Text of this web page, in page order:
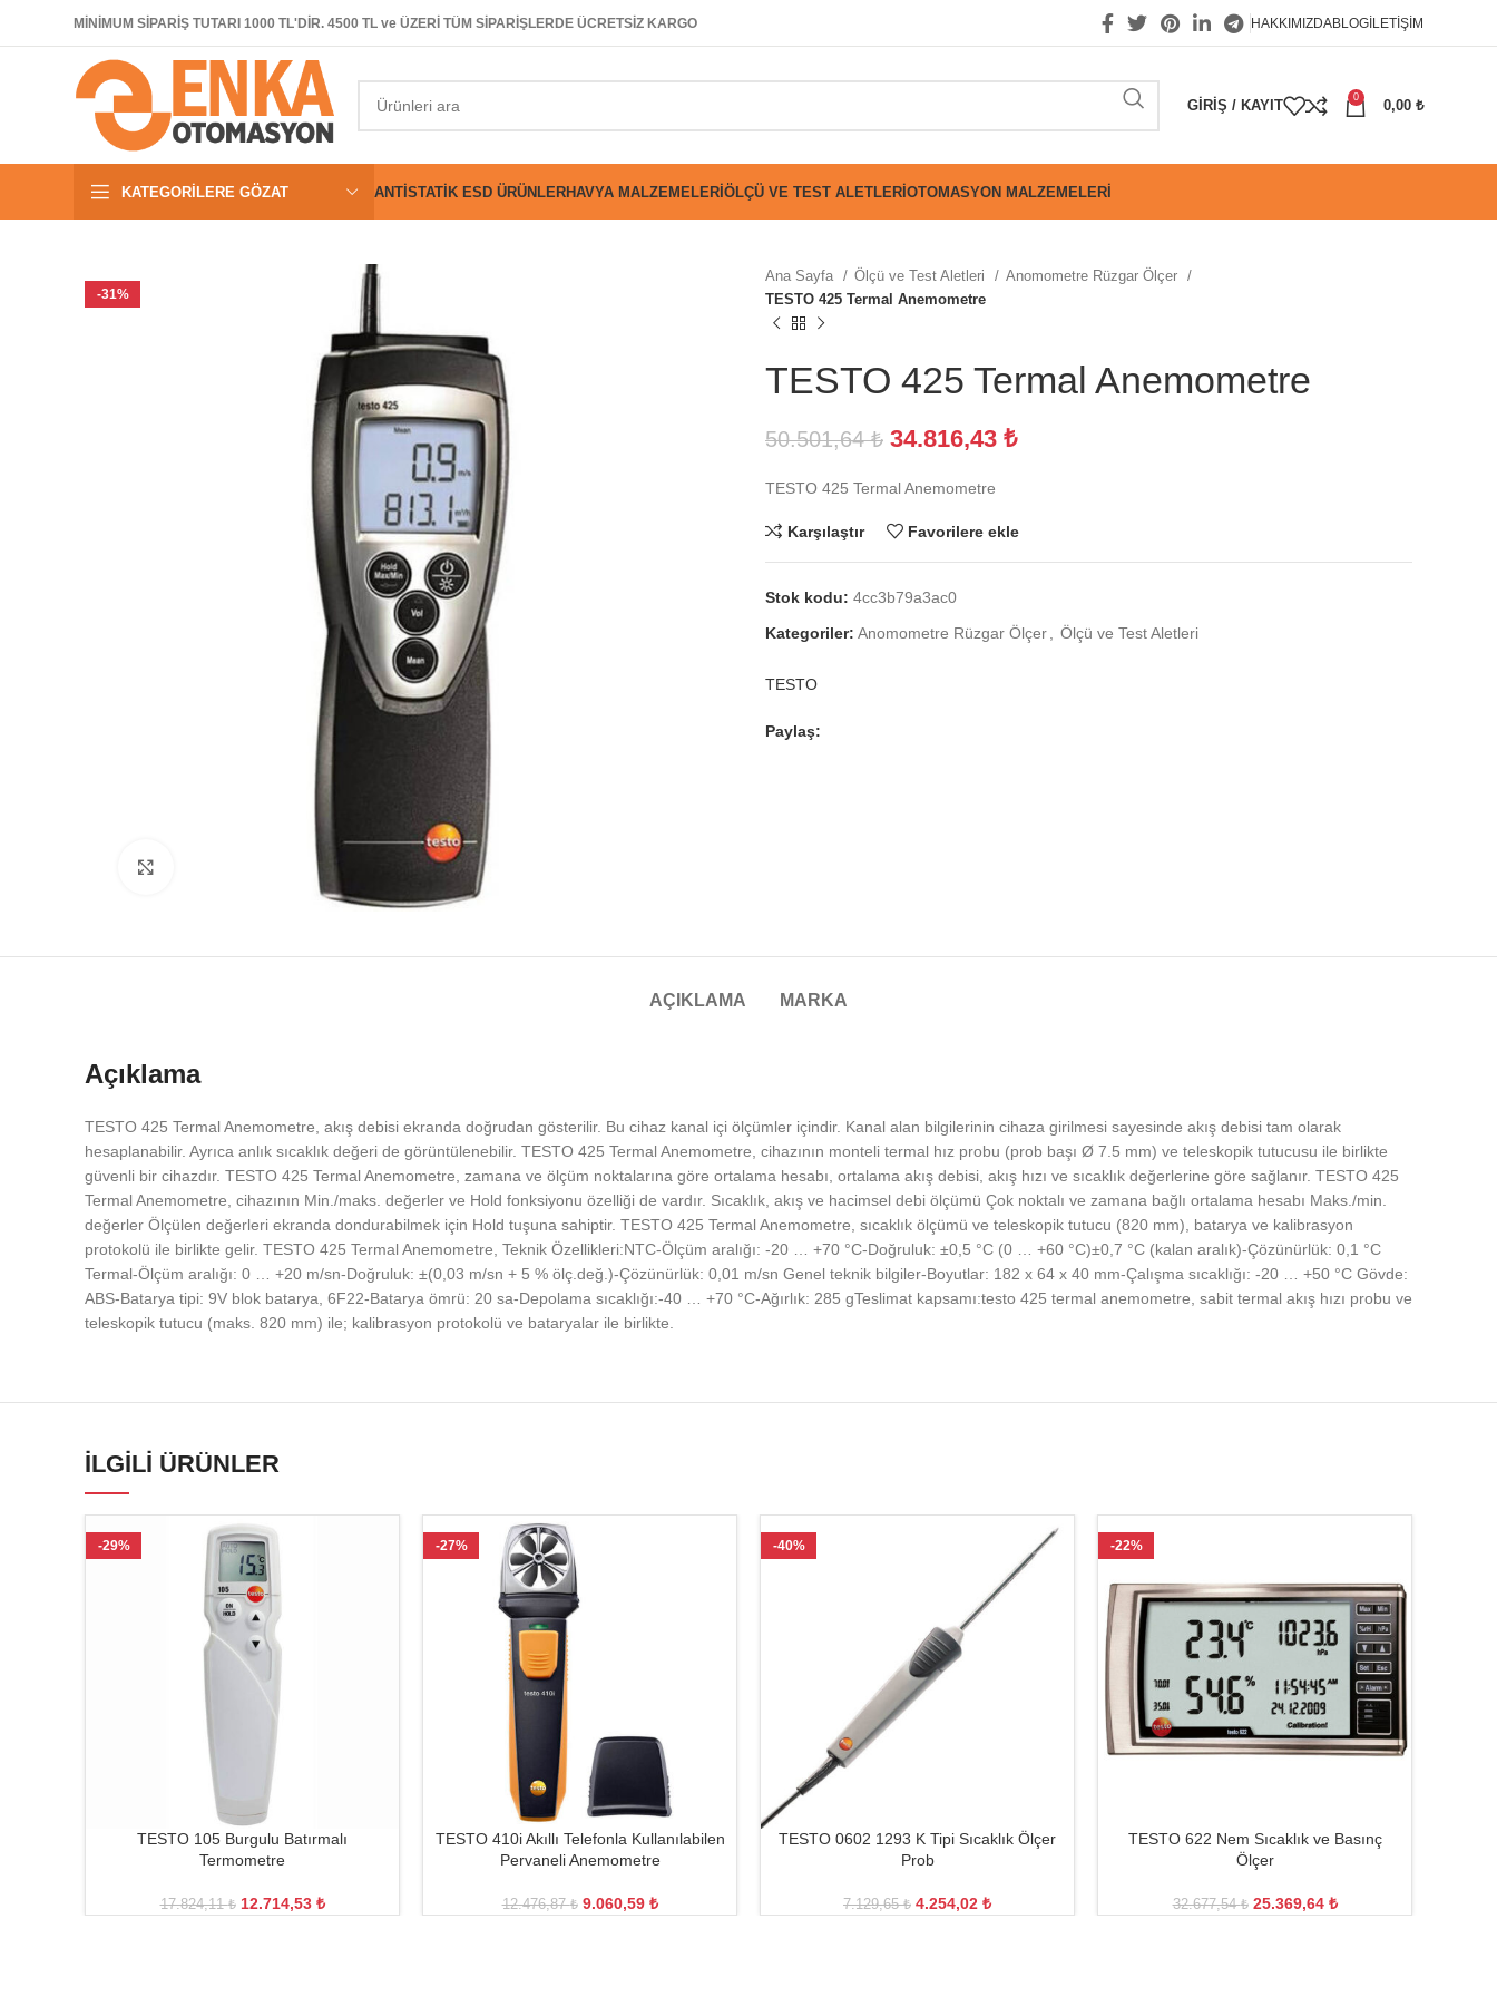
MİNİMUM SİPARİŞ TUTARI 1000 TL'DİR. 4500 TL ve ÜZERİ TÜM SİPARİŞLERDE ÜCRETSİZ KARGO HAKKIMIZDABLOGİLETIŞIM
GIRIŞ / KAYIT
0
0,00 ₺
KATEGORILERE GÖZAT ANTISTATIK ESD ÜRÜNLERHAVYA MALZEMELERIÖLÇÜ VE TEST ALETLERIOTOMASYON MALZEMELERI
-31%
Büyütmek için tıklayın
Ana Sayfa Ölçü ve Test Aletleri
Anomometre Rüzgar Ölçer
TESTO 425 Termal Anemometre
TESTO 425 Termal Anemometre
50.501,64₺ 34.816,43 ₺
TESTO 425 Termal Anemometre
Karşılaştır Favorilere ekle
Stok kodu: 4cc3b79a3ac0
Kategoriler: Anomometre Rüzgar Ölçer Ölçü ve Test Aletleri
TESTO
Paylaş:
AÇIKLAMA MARKA
Açıklama
TESTO 425 Termal Anemometre, akış debisi ekranda doğrudan gösterilir. Bu cihaz kanal içi ölçümler içindir. Kanal alan bilgilerinin cihaza girilmesi sayesinde akış debisi tam olarak
hesaplanabilir. Ayrıca anlık sıcaklık değeri de görüntülenebilir. TESTO 425 Termal Anemometre, cihazının monteli termal hız probu (prob başı Ø 7.5 mm) ve teleskopik tutucusu ile birlikte
güvenli bir cihazdır. TESTO 425 Termal Anemometre, zamana ve ölçüm noktalarına göre ortalama hesabı, ortalama akış debisi, akış hızı ve sıcaklık değerlerine göre sağlanır. TESTO 425
Termal Anemometre, cihazının Min./maks. değerler ve Hold fonksiyonu özelliği de vardır. Sıcaklık, akış ve hacimsel debi ölçümü Çok noktalı ve zamana bağlı ortalama hesabı Maks./min.
değerler Ölçülen değerleri ekranda dondurabilmek için Hold tuşuna sahiptir. TESTO 425 Termal Anemometre, sıcaklık ölçümü ve teleskopik tutucu (820 mm), batarya ve kalibrasyon
protokolü ile birlikte gelir. TESTO 425 Termal Anemometre, Teknik Özellikleri:NTC-Ölçüm aralığı: -20 … +70 °C-Doğruluk: ±0,5 °C (0 … +60 °C)±0,7 °C (kalan aralık)-Çözünürlük: 0,1 °C
Termal-Ölçüm aralığı: 0 … +20 m/sn-Doğruluk: ±(0,03 m/sn + 5 % ölç.değ.)-Çözünürlük: 0,01 m/sn Genel teknik bilgiler-Boyutlar: 182 x 64 x 40 mm-Çalışma sıcaklığı: -20 … +50 °C Gövde:
ABS-Batarya tipi: 9V blok batarya, 6F22-Batarya ömrü: 20 sa-Depolama sıcaklığı:-40 … +70 °C-Ağırlık: 285 gTeslimat kapsamı:testo 425 termal anemometre, sabit termal akış hızı probu ve
teleskopik tutucu (maks. 820 mm) ile; kalibrasyon protokolü ve bataryalar ile birlikte.
İLGILI ÜRÜNLER
-29%
TESTO 105 Burgulu Batırmalı
Termometre
17.824,11₺ 12.714,53 ₺
-27%
TESTO 410i Akıllı Telefonla Kullanılabilen
Pervaneli Anemometre
12.476,87₺ 9.060,59 ₺
-40%
TESTO 0602 1293 K Tipi Sıcaklık Ölçer
Prob
7.129,65₺ 4.254,02 ₺
-22%
TESTO 622 Nem Sıcaklık ve Basınç
Ölçer
32.677,54₺ 25.369,64 ₺